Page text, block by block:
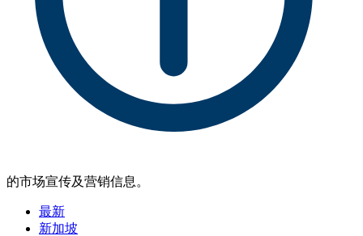
的市场宣传及营销信息。
最新
新加坡